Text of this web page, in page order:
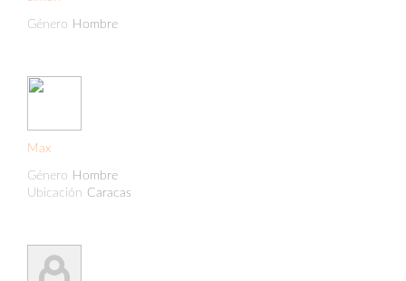
Género Hombre
Max
Género Hombre
Ubicación Caracas